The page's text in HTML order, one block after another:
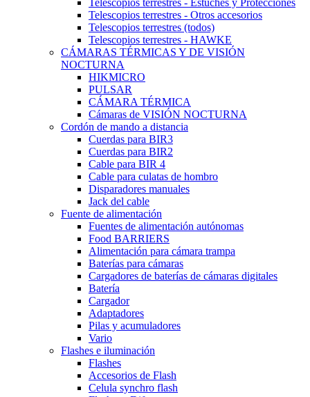
Telescopios terrestres - Estuches y Protecciones
Telescopios terrestres - Otros accesorios
Telescopios terrestres (todos)
Telescopios terrestres - HAWKE
CÁMARAS TÉRMICAS Y DE VISIÓN
NOCTURNA
HIKMICRO
PULSAR
CÁMARA TÉRMICA
Cámaras de VISIÓN NOCTURNA
Cordón de mando a distancia
Cuerdas para BIR3
Cuerdas para BIR2
Cable para BIR 4
Cable para culatas de hombro
Disparadores manuales
Jack del cable
Fuente de alimentación
Fuentes de alimentación autónomas
Food BARRIERS
Alimentación para cámara trampa
Baterías para cámaras
Cargadores de baterías de cámaras digitales
Batería
Cargador
Adaptadores
Pilas y acumuladores
Vario
Flashes e iluminación
Flashes
Accesorios de Flash
Celula synchro flash